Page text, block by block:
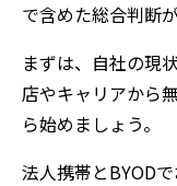
で含めた総合判断
まずは、自社の現
店やキャリアから
ら始めましょう。
法人携帯とBYOD